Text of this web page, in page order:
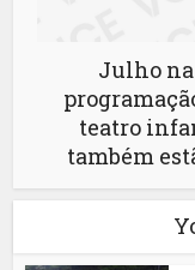
Julho
teatro
também